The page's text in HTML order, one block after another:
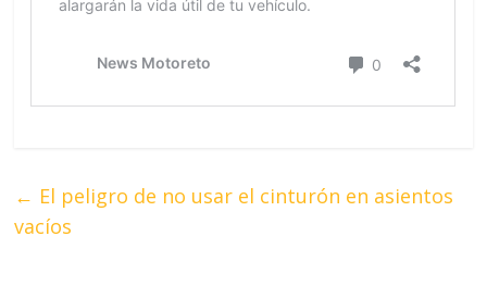
← El peligro de no usar el cinturón en asientos
vacíos